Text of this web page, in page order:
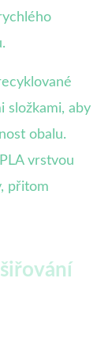
složkami, aby
obalu.
vrstvou
přitom